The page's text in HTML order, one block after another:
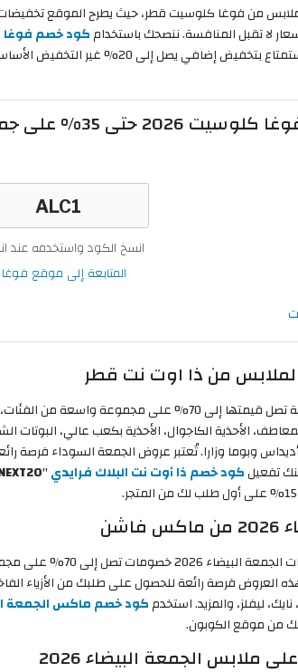
لا تقبل المنافسة. ننصحك باستخدامكود خصم
" الموجود لدينا للاستمتاع بتخفيض إضافي يصل إلى
كود خصم فوغا كلوسيت 2026 حتى
انسخ الكود واستخدمه عند
المتابعة إلى موقع
من ذا اوت نت قطر
يطرح متجر ذا أوت نت قطر تخفيضات أساسية تصل قيمتها إلى 70% على مجموعة
الأحذية الكاجوال، الأحذية بكعب عالي، البوتات
وبوما وزارا. تُعتبر عروض الجمعة السوداء فرصة
تفعيلكود خصم ذا أوت نت البلاك فرايدي "
يوفر موقع ماكس فاشن قطر أثناء تخفيضات
العروض فرصة رائعة للحصول على طلبك من الأزياء
ليفلز، والمزيد. استخدمكود خصم ماكس الجمعة
الجمعة البيضاء 2026